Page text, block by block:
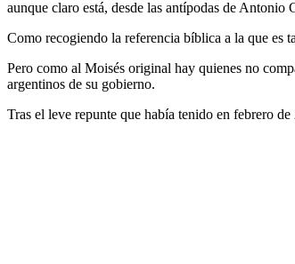
aunque claro está, desde las antípodas de Antonio
Como recogiendo la referencia bíblica a la que es
Pero como al Moisés original hay quienes no
argentinos de su gobierno.
Tras el leve repunte que había tenido en febrero